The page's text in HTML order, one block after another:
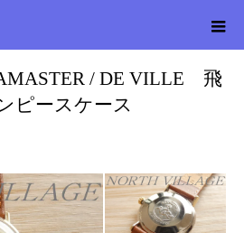
/ DE VILLE 飛
ピースケース